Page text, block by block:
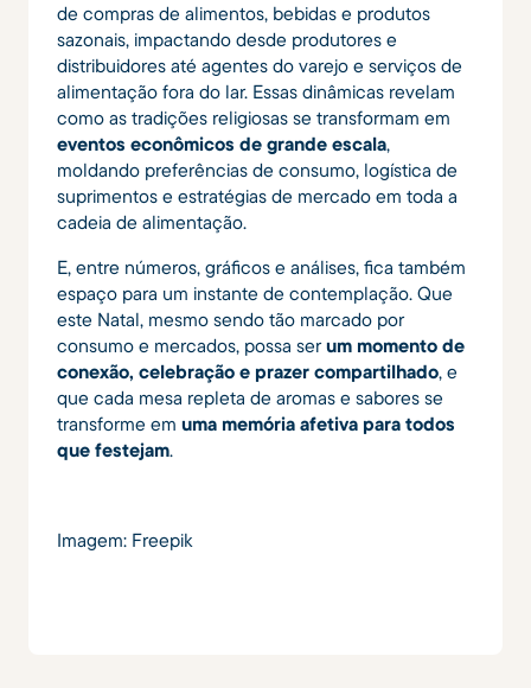
de compras de alimentos, bebidas e produtos
sazonais, impactando desde produtores e
distribuidores até agentes do varejo e serviços de
alimentação fora do lar. Essas dinâmicas revelam
como as tradições religiosas se transformam em
eventos econômicos de grande escala,
moldando preferências de consumo, logística de
suprimentos e estratégias de mercado em toda a
cadeia de alimentação.
E, entre números, gráficos e análises, fica também
espaço para um instante de contemplação. Que
este Natal, mesmo sendo tão marcado por
consumo e mercados, possa serum momento de
conexão, celebração e prazer compartilhado, e
que cada mesa repleta de aromas e sabores se
transforme em uma memória afetiva para todos
que festejam.
Imagem: Freepik